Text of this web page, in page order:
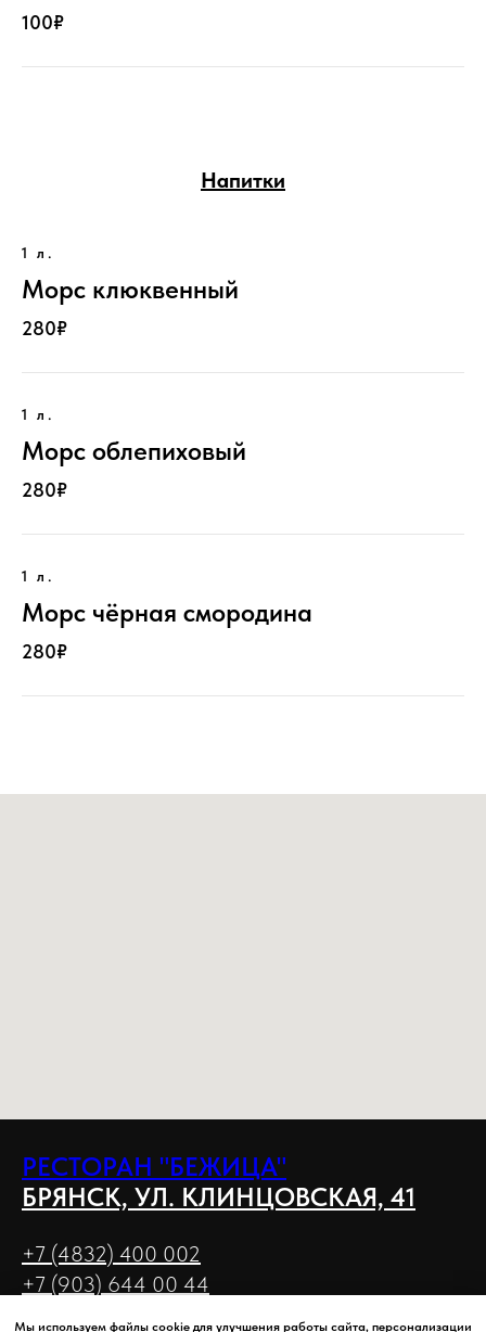
100₽
Напитки
1 л.
Морс клюквенный
280₽
1 л.
Морс облепиховый
280₽
1 л.
Морс чёрная смородина
280₽
РЕСТОРАН "БЕЖИЦА"
БРЯНСК, УЛ. КЛИНЦОВСКАЯ, 41
+7 (4832) 400 002
+7 (903) 644 00 44
Мы используем файлы cookie для улучшения работы сайта, персонализации